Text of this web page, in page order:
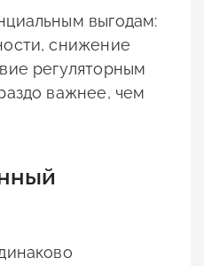
выгодам:
снижение
регуляторным
важнее, чем